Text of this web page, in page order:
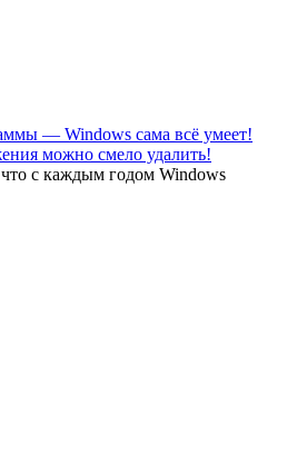
— Windows сама всё умеет!
можно смело удалить!
с каждым годом Windows